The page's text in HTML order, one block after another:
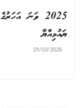
ޔައުމިއްޔާ
29/03/2026